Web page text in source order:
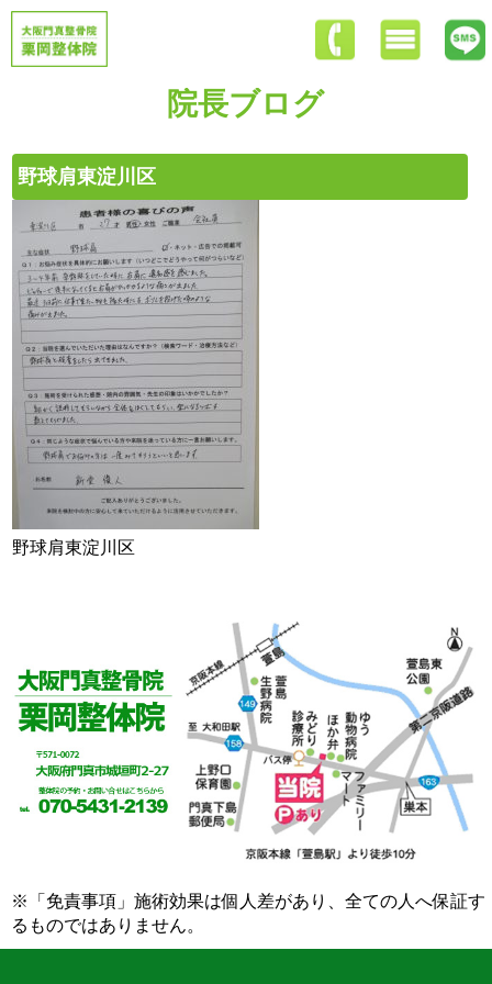
院長ブログ
野球肩東淀川区
野球肩東淀川区
※「免責事項」施術効果は個人差があり、全ての人へ保証す
るものではありません。